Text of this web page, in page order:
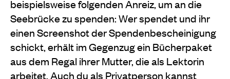
beispielsweise folgenden Anreiz, um an die
Seebrücke zu spenden: Wer spendet und ihr
einen Screenshot der Spendenbescheinigung
schickt, erhält im Gegenzug ein Bücherpaket
aus dem Regal ihrer Mutter, die als Lektorin
arbeitet. Auch du als Privatperson kannst